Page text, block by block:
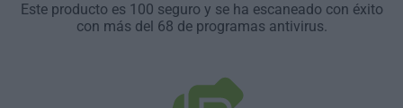
Este producto es 100 seguro y se ha escaneado con éxito
con más del 68 de programas antivirus.